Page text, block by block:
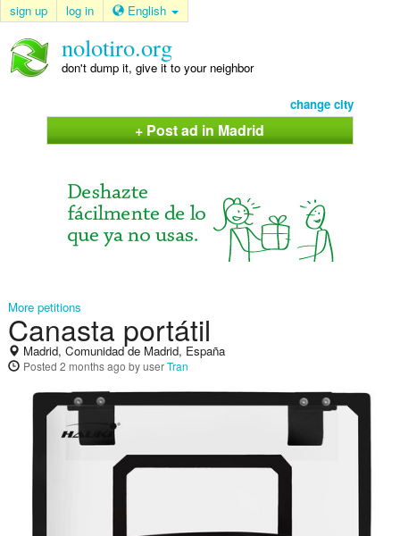
sign up log in English
nolotiro.org
don't dump it, give it to your neighbor
change city
+ Post ad in Madrid
More petitions
Canasta portátil
Madrid, Comunidad de Madrid, España
Posted 2 months ago by userTran